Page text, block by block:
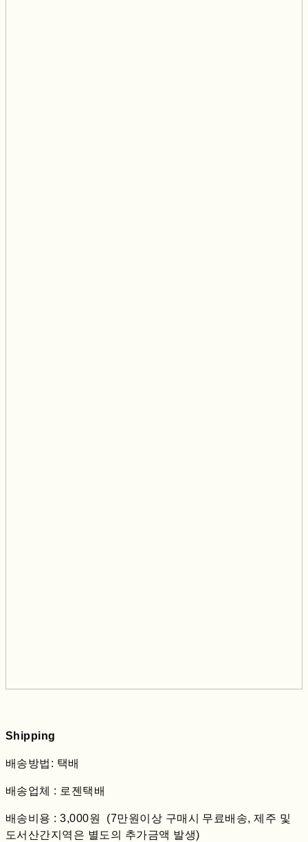
Shipping
배송방법: 택배
배송업체 : 로젠택배
배송비용 : 3,000원 (7만원이상 구매시 무료배송, 제주 및
도서산간지역은 별도의 추가금액 발생)